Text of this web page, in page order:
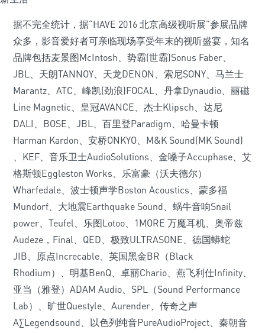
据不完全统计，据“HAVE 2016 北京高级视听展”参展品牌
众多，影音爱好者可亲临现场享受年末的视听盛宴，知名
品牌包括麦景图McIntosh、势霸(世霸)Sonus Faber、
JBL、天朗TANNOY、天龙DENON、索尼SONY、马兰士
Marantz、ATC、峰凯(劲浪)FOCAL、丹拿Dynaudio、丽磁
Line Magnetic、皇冠AVANCE、杰士Klipsch、达尼
DALI、BOSE、JBL、百里登Paradigm、哈曼卡顿
Harman Kardon、安桥ONKYO、M&K Sound(MK Sound)
、KEF、音乐卫士AudioSolutions、金嗓子Accuphase、艾
格斯顿Eggleston Works、乐富豪（沃夫德尔）
Wharfedale、波士顿声学Boston Acoustics、蒙多福
Mundorf、大地震Earthquake Sound、蜗牛音响Snail
power、Teufel、乐图Lotoo、1MORE 万魔耳机、奥帝兹
Audeze，Final、QED、极致ULTRASONE、德国蟒蛇
JIB、原点Increcable、英国黑金BR（Black
Rhodium）、明基BenQ、卓丽Chario、燕飞利仕Infinity、
亚当（雅登）ADAM Audio、SPL（Sound Performance
Lab）、旷世Questyle、Aurender、传奇之声
A∑Legendsound、以色列纯音PureAudioProject、秦朝音